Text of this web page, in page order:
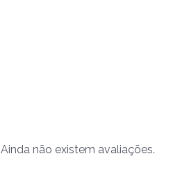
Ainda não existem avaliações.